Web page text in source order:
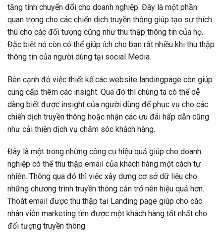
tăng tính chuyển đổi cho doanh nghiệp. Đây là một phần
quan trọng cho các chiến dịch truyền thông giúp tạo sự thích
thú cho các đối tượng cũng như thu thập thông tin của họ.
Đặc biệt nó còn có thể giúp ích cho bạn rất nhiều khi thu thập
thông tin của người dùng tại social Media.
Bên cạnh đó việc thiết kế các website landingpage còn giúp
cung cấp thêm các insight. Qua đó thì chúng ta có thể dễ
dàng biết được insight của người dùng để phục vụ cho các
chiến dịch truyền thông hoặc nhận các ưu đãi hấp dẫn cũng
như cải thiện dịch vụ chăm sóc khách hàng.
Đây là một trong những công cụ hiệu quả giúp cho doanh
nghiệp có thể thu thập email của khách hàng một cách tự
nhiên. Thông qua đó thì việc xây dựng cơ sở dữ liệu cho
những chương trình truyền thông cản trở nên hiệu quả hơn.
Thoát email được thu thập tại Landing page giúp cho các
nhân viên marketing tìm được một khách hàng tốt nhất cho
đối tượng truyền thông.